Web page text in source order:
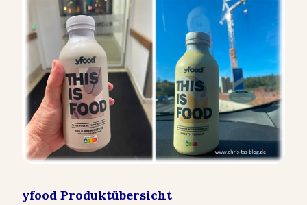
yfood Produktübersicht